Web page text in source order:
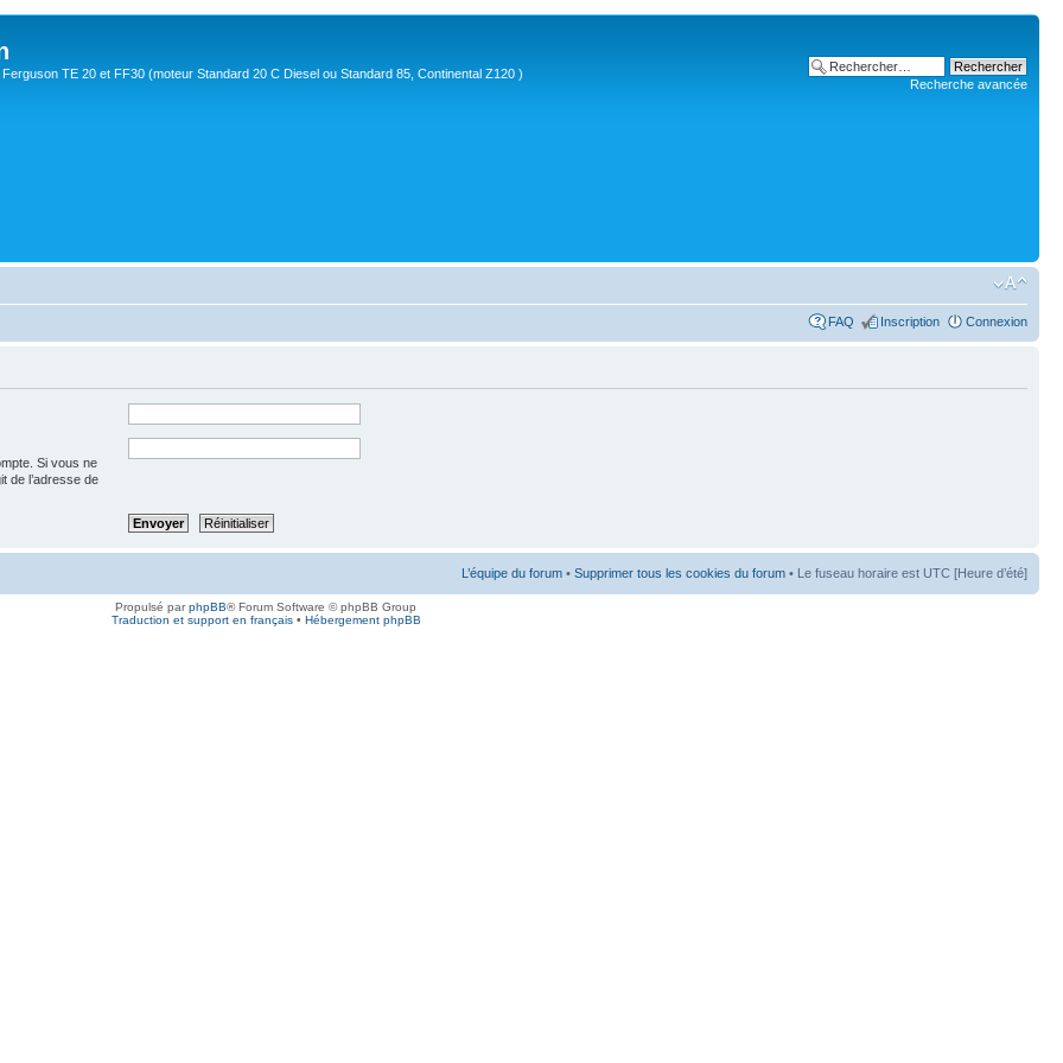
TE 20 et FF30 (moteur Standard 20 C Diesel ou Standard 85, Continental Z120 )
Recherche avancée
FAQ Inscription Connexion
Si vous ne
de l’adresse de
L’équipe du forum • Supprimer tous les cookies du forum • Le fuseau horaire est UTC [Heure d’été]
Propulsé parphpBB® Forum Software © phpBB Group
Traduction et support en français• Hébergement phpBB